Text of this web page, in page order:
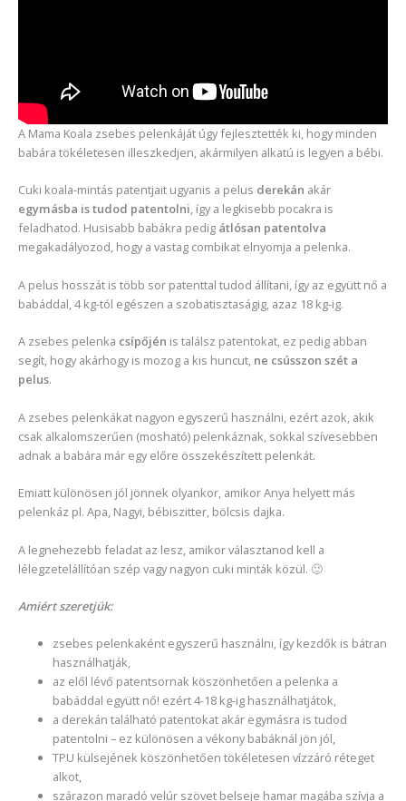
A Mama Koala zsebes pelenkáját úgy fejlesztették ki, hogy minden
babára tökéletesen illeszkedjen, akármilyen alkatú is legyen a bébi.
Cuki koala-mintás patentjait ugyanis a pelus derekán akár
egymásba is tudod patentolni, így a legkisebb pocakra is
feladhatod. Husisabb babákra pedig átlósan patentolva
megakadályozod, hogy a vastag combikat elnyomja a pelenka.
A pelus hosszát is több sor patenttal tudod állítani, így az együtt nő a
babáddal, 4 kg-tól egészen a szobatisztaságig, azaz 18 kg-ig.
A zsebes pelenka csípőjén is találsz patentokat, ez pedig abban
segít, hogy akárhogy is mozog a kis huncut, ne csússzon szét a
pelus.
A zsebes pelenkákat nagyon egyszerű használni, ezért azok, akik
csak alkalomszerűen (mosható) pelenkáznak, sokkal szívesebben
adnak a babára már egy előre összekészített pelenkát.
Emiatt különösen jól jönnek olyankor, amikor Anya helyett más
pelenkáz pl. Apa, Nagyi, bébiszitter, bölcsis dajka.
A legnehezebb feladat az lesz, amikor választanod kell a
lélegzetelállítóan szép vagy nagyon cuki minták közül. 🙂
Amiért szeretjük:
zsebes pelenkaként egyszerű használni, így kezdők is bátran
használhatják,
az elől lévő patentsornak köszönhetően a pelenka a
babáddal együtt nő! ezért 4-18 kg-ig használhatjátok,
a derekán található patentokat akár egymásra is tudod
patentolni – ez különösen a vékony babáknál jön jól,
TPU külsejének köszönhetően tökéletesen vízzáró réteget
alkot,
szárazon maradó velúr szövet belseje hamar magába szívja a